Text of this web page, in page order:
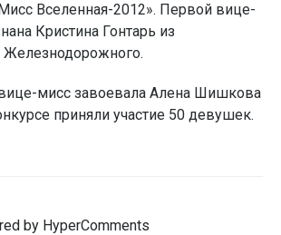
Вселенная-2012». Первой вице-
Кристина Гонтарь из
Железнодорожного.
мисс завоевала Алена Шишкова
приняли участие 50 девушек.
by HyperComments